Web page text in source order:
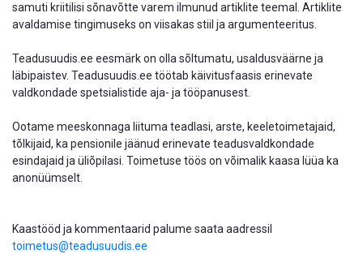
samuti kriitilisi sõnavõtte varem ilmunud artiklite teemal. Artiklite
avaldamise tingimuseks on viisakas stiil ja argumenteeritus.
Teadusuudis.ee eesmärk on olla sõltumatu, usaldusväärne ja
läbipaistev. Teadusuudis.ee töötab käivitusfaasis erinevate
valdkondade spetsialistide aja- ja tööpanusest.
Ootame meeskonnaga liituma teadlasi, arste, keeletoimetajaid,
tõlkijaid, ka pensionile jäänud erinevate teadusvaldkondade
esindajaid ja üliõpilasi. Toimetuse töös on võimalik kaasa lüüa ka
anonüümselt.
Kaastööd ja kommentaarid palume saata aadressil
toimetus@teadusuudis.ee